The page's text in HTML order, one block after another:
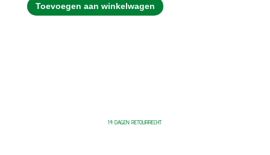
Toevoegen aan winkelwagen
14 DAGEN RETOURRECHT